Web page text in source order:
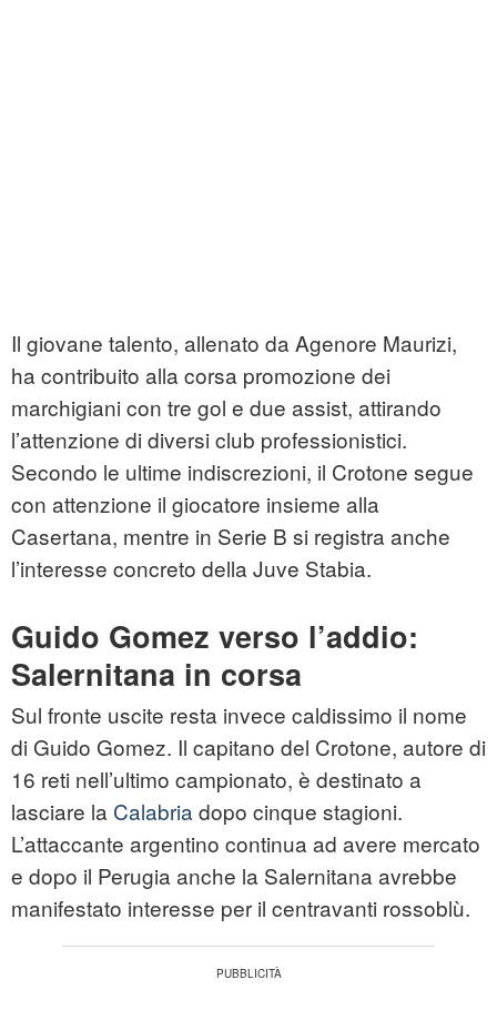
Il giovane talento, allenato da Agenore Maurizi,
ha contribuito alla corsa promozione dei
marchigiani con tre gol e due assist, attirando
l’attenzione di diversi club professionistici.
Secondo le ultime indiscrezioni, il Crotone segue
con attenzione il giocatore insieme alla
Casertana, mentre in Serie B si registra anche
l’interesse concreto della Juve Stabia.
Guido Gomez verso l’addio:
Salernitana in corsa
Sul fronte uscite resta invece caldissimo il nome
di Guido Gomez. Il capitano del Crotone, autore di
16 reti nell’ultimo campionato, è destinato a
lasciare la Calabria dopo cinque stagioni.
L’attaccante argentino continua ad avere mercato
e dopo il Perugia anche la Salernitana avrebbe
manifestato interesse per il centravanti rossoblù.